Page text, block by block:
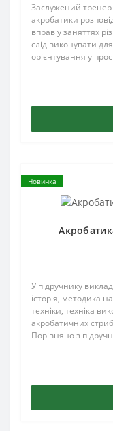
Заслужений тренер
акробатики
вправ у заняттях
слід виконувати
орієнтування у
Новинка
У підручнику
історія, методика
техніки, техніка
акробатичних
Порівняно з